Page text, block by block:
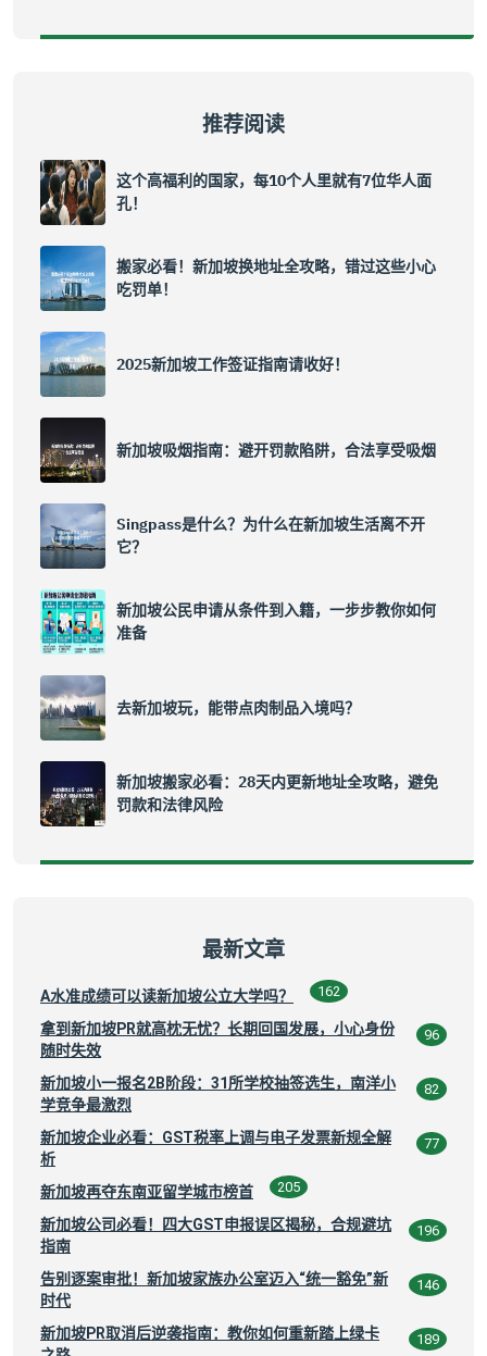
推荐阅读
这个高福利的国家，每10个人里就有7位华人面
孔！
搬家必看！新加坡换地址全攻略，错过这些小心
吃罚单！
2025新加坡工作签证指南请收好！
新加坡吸烟指南：避开罚款陷阱，合法享受吸烟
Singpass是什么？为什么在新加坡生活离不开
它？
新加坡公民申请从条件到入籍，一步步教你如何
准备
去新加坡玩，能带点肉制品入境吗？
新加坡搬家必看：28天内更新地址全攻略，避免
罚款和法律风险
最新文章
A水准成绩可以读新加坡公立大学吗？ 162
拿到新加坡PR就高枕无忧？长期回国发展，小心身份
随时失效
96
新加坡小一报名2B阶段：31所学校抽签选生，南洋小
学竞争最激烈
82
新加坡企业必看：GST税率上调与电子发票新规全解
析
77
新加坡再夺东南亚留学城市榜首 205
新加坡公司必看！四大GST申报误区揭秘，合规避坑
指南
196
告别逐案审批！新加坡家族办公室迈入“统一豁免”新
时代
146
新加坡PR取消后逆袭指南：教你如何重新踏上绿卡
189